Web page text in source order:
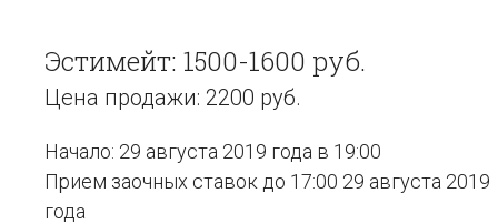
Эстимейт: 1500-1600 руб.
Цена продажи: 2200 руб.
Начало: 29 августа 2019 года в 19:00
Прием заочных ставок до 17:00 29 августа 2019
года